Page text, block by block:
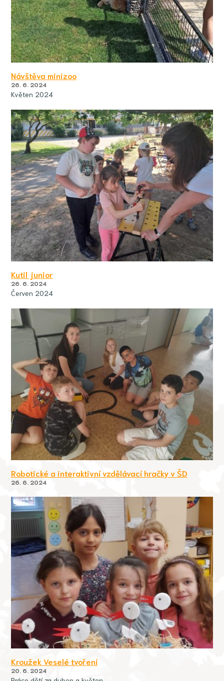
Návštěva minizoo
26. 6. 2024
Květen 2024
Kutil junior
26. 6. 2024
Červen 2024
Robotické a interaktivní vzdělávací hračky v ŠD
26. 6. 2024
Kroužek Veselé tvoření
20. 6. 2024